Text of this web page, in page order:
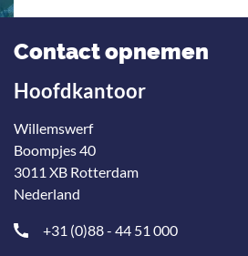
Contact opnemen
Hoofdkantoor
Willemswerf
Boompjes 40
3011 XB Rotterdam
Nederland
+31 (0)88 - 44 51 000